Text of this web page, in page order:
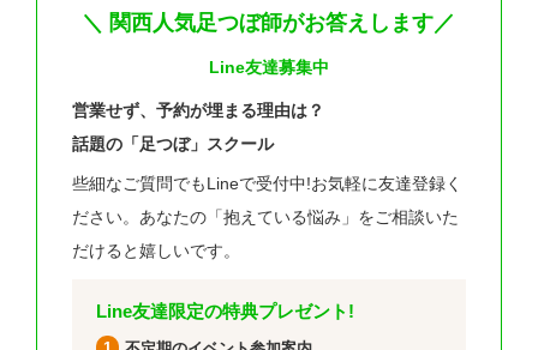
＼ 関西人気足つぼ師がお答えします／
Line友達募集中
営業せず、予約が埋まる理由は？
話題の「足つぼ」スクール
些細なご質問でもLineで受付中!お気軽に友達登録く
ださい。あなたの「抱えている悩み」をご相談いた
だけると嬉しいです。
Line友達限定の特典プレゼント!